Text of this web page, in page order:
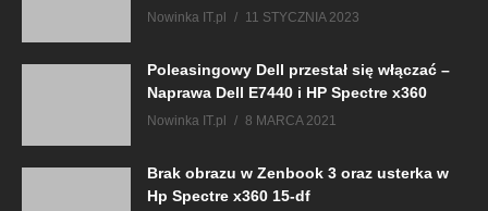
Nowinka IT.pl 11 STYCZNIA 2023
Poleasingowy Dell przestał się włączać –
Naprawa Dell E7440 i HP Spectre x360
Nowinka IT.pl 8 MARCA 2021
Brak obrazu w Zenbook 3 oraz usterka w
Hp Spectre x360 15-df